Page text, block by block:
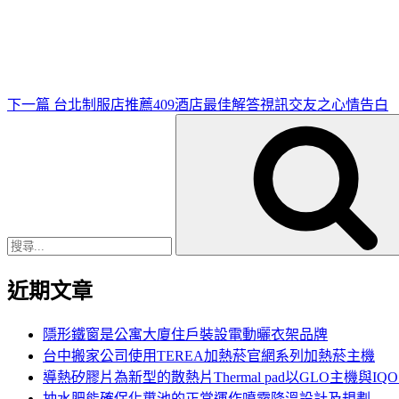
下一篇 台北制服店推薦409酒店最佳解答視訊交友之心情告白
近期文章
隱形鐵窗是公寓大廈住戶裝設電動曬衣架品牌
台中搬家公司使用TEREA加熱菸官網系列加熱菸主機
導熱矽膠片為新型的散熱片Thermal pad以GLO主機與